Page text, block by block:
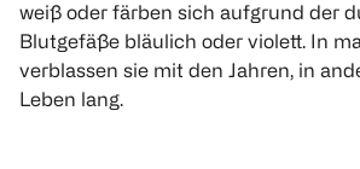
weiß oder färben sich aufgrund der
Blutgefäße bläulich oder violett. In
verblassen sie mit den Jahren, in
Leben lang.